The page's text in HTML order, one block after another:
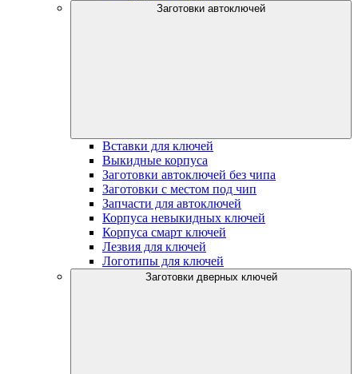
Заготовки автоключей
Вставки для ключей
Выкидные корпуса
Заготовки автоключей без чипа
Заготовки с местом под чип
Запчасти для автоключей
Корпуса невыкидных ключей
Корпуса смарт ключей
Лезвия для ключей
Логотипы для ключей
Заготовки дверных ключей